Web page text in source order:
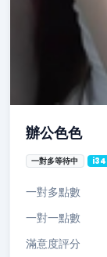
辦公色色
一對多等待中
一對多點數
一對一點數
滿意度評分